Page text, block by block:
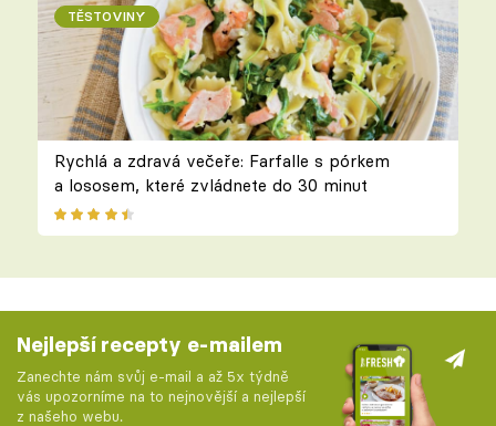
TĚSTOVINY
Rychlá a zdravá večeře: Farfalle s pórkem
a lososem, které zvládnete do 30 minut
Nejlepší recepty e-mailem
Zanechte nám svůj e-mail a až 5x týdně
vás upozorníme na to nejnovější a nejlepší
z našeho webu.